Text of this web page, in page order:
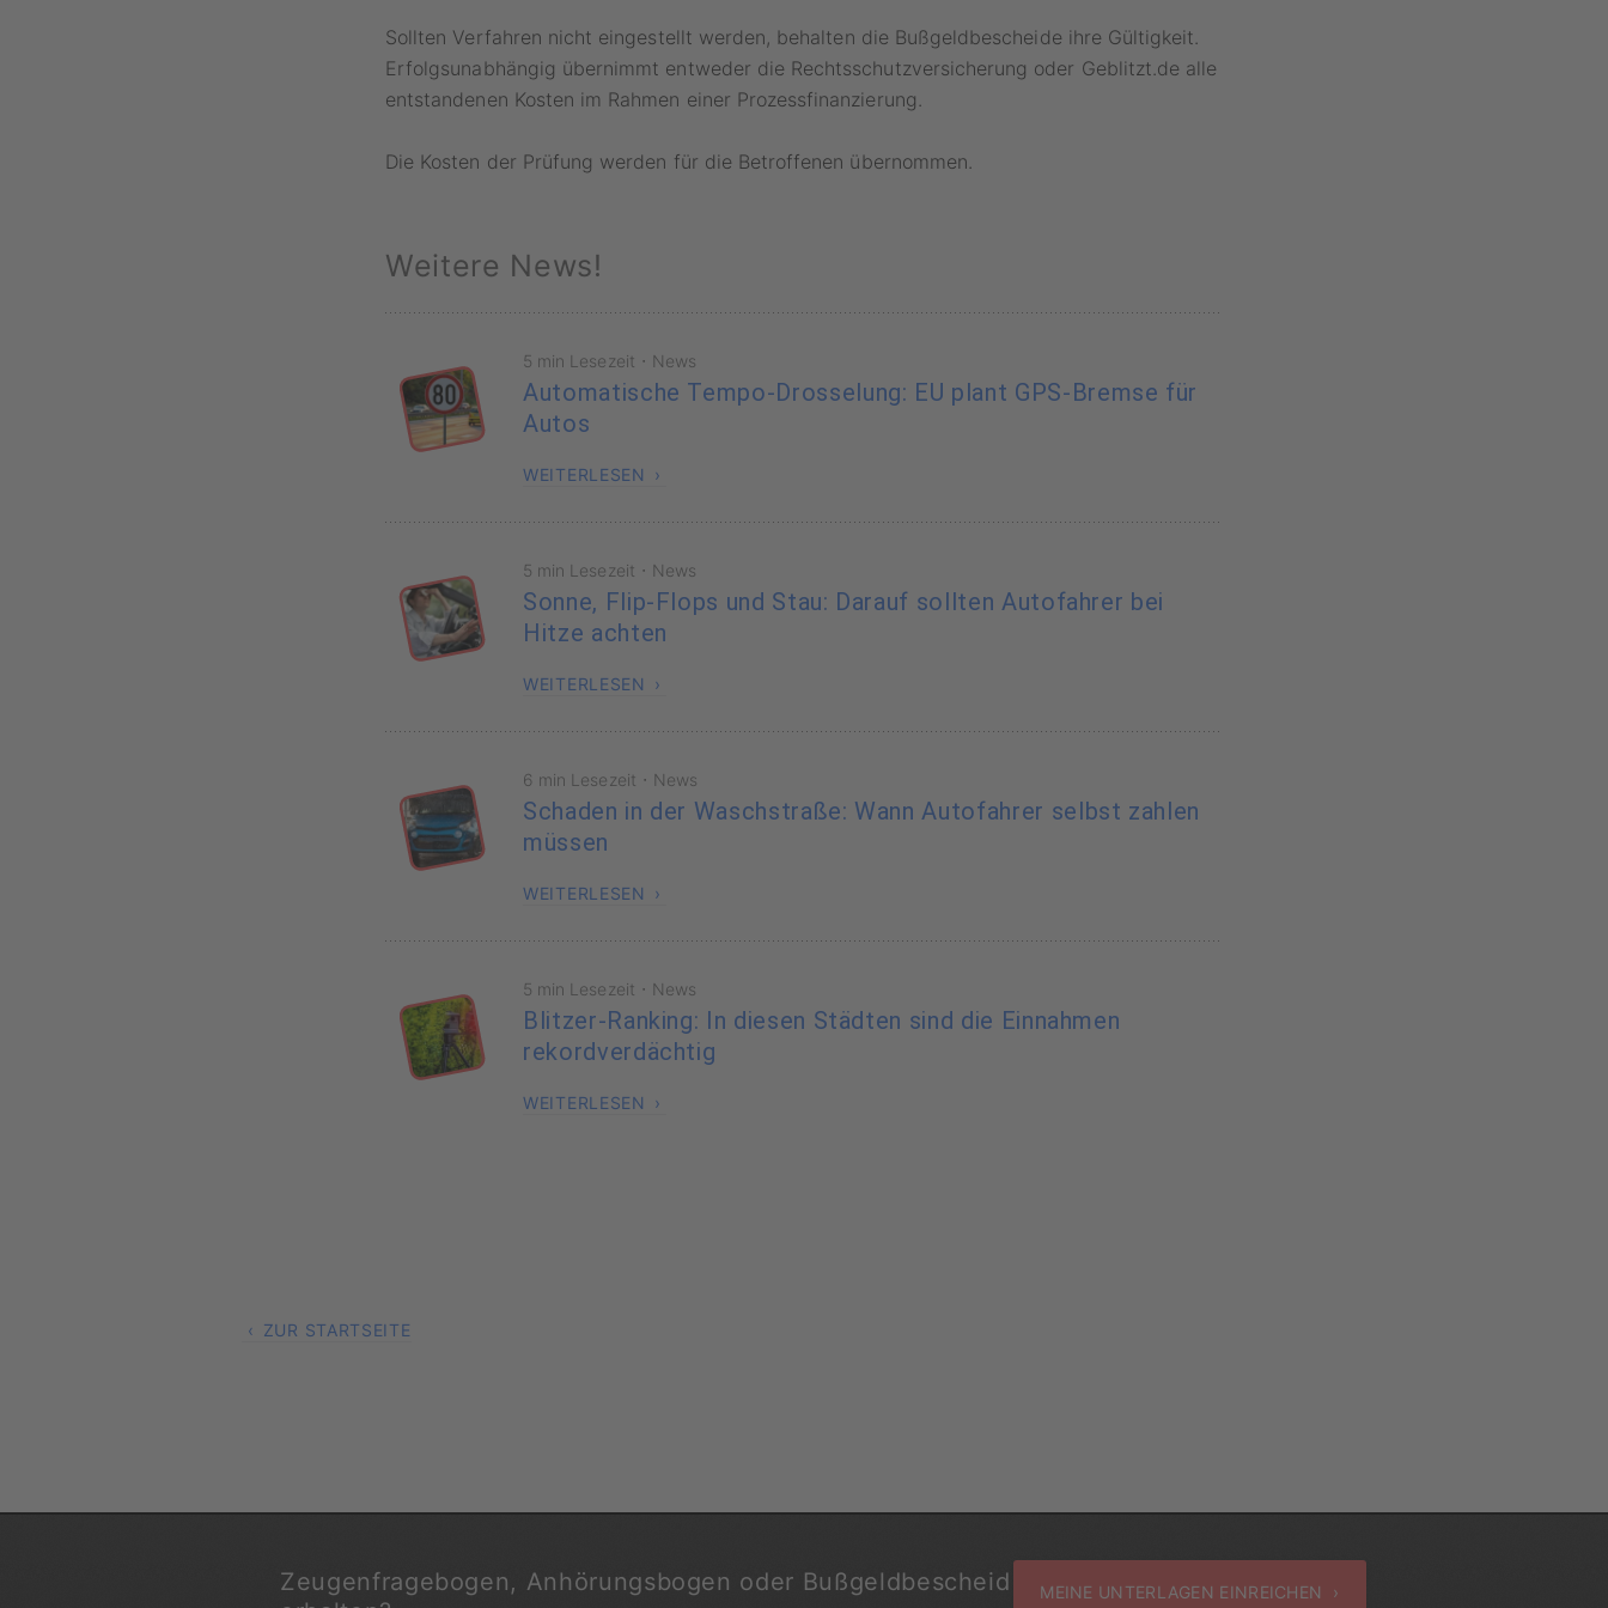
Sollten Verfahren nicht eingestellt werden, behalten die Bußgeldbescheide ihre Gültigkeit.
Erfolgsunabhängig übernimmt entweder die Rechtsschutzversicherung oder Geblitzt.de alle
entstandenen Kosten im Rahmen einer Prozessfinanzierung.
Die Kosten der Prüfung werden für die Betroffenen übernommen.
Weitere News!
5 min Lesezeit · News
Automatische Tempo-Drosselung: EU plant GPS-Bremse für
Autos
WEITERLESEN
5 min Lesezeit · News
Sonne, Flip-Flops und Stau: Darauf sollten Autofahrer bei
Hitze achten
WEITERLESEN
6 min Lesezeit · News
Schaden in der Waschstraße: Wann Autofahrer selbst zahlen
müssen
WEITERLESEN
5 min Lesezeit · News
Blitzer-Ranking: In diesen Städten sind die Einnahmen
rekordverdächtig
WEITERLESEN
ZUR STARTSEITE
MEINE UNTERLAGEN EINREICHEN ›
Zeugenfragebogen, Anhörungsbogen oder Bußgeldbescheid